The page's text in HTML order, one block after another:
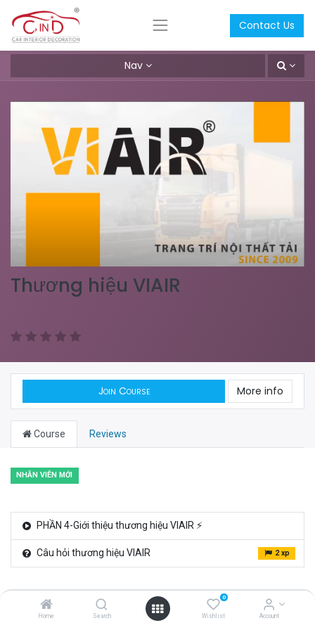
Home Search
0
Wishlist Account
Contact Us
Nav
Thương hiệu VIAIR
Join Course More info
Course Reviews
NHÂN VIÊN MỚI
PHẦN 4-Giới thiệu thương hiệu VIAIR ⚡
Câu hỏi thương hiệu VIAIR 2 xp